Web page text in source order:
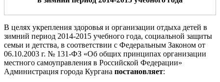
В целях укрепления здоровья и организации отдыха детей в
зимний период 2014-2015 учебного года, социальной защиты
семьи и детства, в соответствии с Федеральным Законом от
06.10.2003 г. № 131-ФЗ «Об общих принципах организации
местного самоуправления в Российской Федерации»
Администрация города Кургана постановляет: